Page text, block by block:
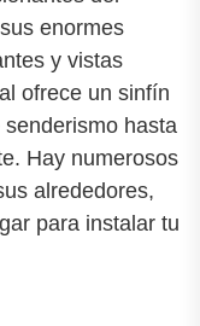
enormes
y vistas
ofrece un sinfín
hasta
Hay numerosos
alrededores,
para instalar tu